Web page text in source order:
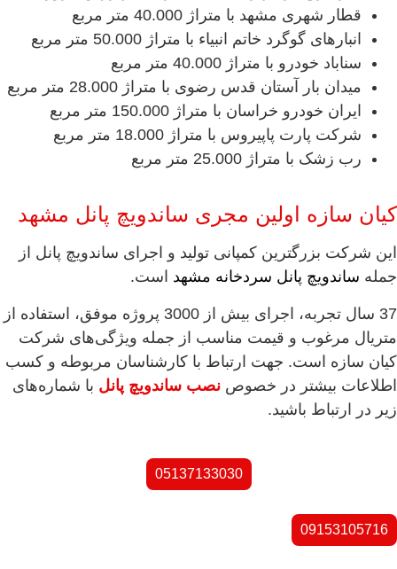
قطار شهری مشهد با متراژ 40.000 متر مربع
انبارهای گوگرد خاتم انبیاء با متراژ 50.000 متر مربع
سناباد خودرو با متراژ 40.000 متر مربع
میدان بار آستان قدس رضوی با متراژ 28.000 متر مربع
ایران خودرو خراسان با متراژ 150.000 متر مربع
شرکت پارت پاپیروس با متراژ 18.000 متر مربع
رب زشک با متراژ 25.000 متر مربع
کیان سازه اولین مجری ساندویچ پانل مشهد
این شرکت بزرگترین کمپانی تولید و اجرای ساندویچ پانل از
جمله ساندویچ پانل سردخانه مشهد است.
37 سال تجربه، اجرای بیش از 3000 پروژه موفق، استفاده از
متریال مرغوب و قیمت مناسب از جمله ویژگی‌های شرکت
کیان سازه است. جهت ارتباط با کارشناسان مربوطه و کسب
اطلاعات بیشتر در خصوص نصب ساندویچ پانل با شماره‌های
زیر در ارتباط باشید.
05137133030
09153105716